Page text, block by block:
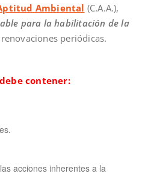
Ambiental (C.A.A.),
para la habilitación de la
periódicas.
contener:
acciones inherentes a la